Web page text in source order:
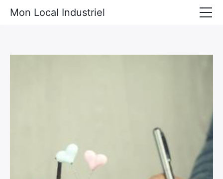
Mon Local Industriel
Locaux industriels à vendre